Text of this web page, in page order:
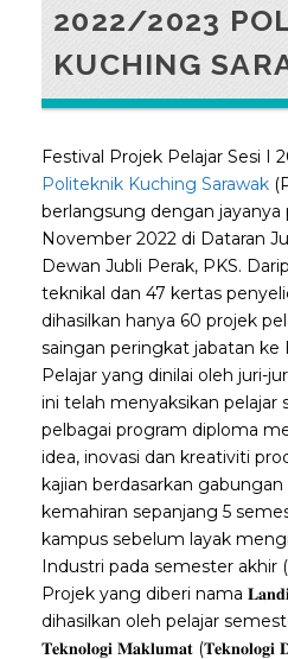
2022/2023
KUCHING
Festival Projek Pelajar Sesi I
Politeknik Kuching Sarawak
berlangsung dengan jayanya
November 2022 di Dataran
Dewan Jubli Perak, PKS.
teknikal dan 47 kertas
dihasilkan hanya 60 projek
saingan peringkat jabatan ke
Pelajar yang dinilai oleh juri-
ini telah menyaksikan pelajar
pelbagai program diploma
idea, inovasi dan kreativiti
kajian berdasarkan
kemahiran sepanjang 5
kampus sebelum layak
Industri pada semester akhir
Projek yang diberi nama
dihasilkan oleh pelajar
𝐓𝐞𝐤𝐧𝐨𝐥𝐨𝐠𝐢 𝐌𝐚𝐤𝐥𝐮𝐦𝐚𝐭 (𝐓𝐞𝐤𝐧𝐨𝐥𝐨𝐠𝐢